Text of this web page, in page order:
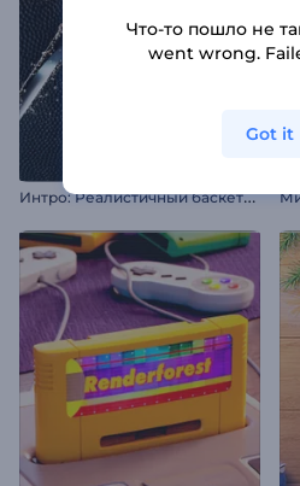
И
нтро: Реалистичный баскетбольный мяч
Что-то пошло не
went wrong.
Got it